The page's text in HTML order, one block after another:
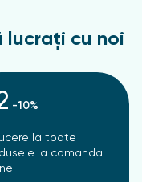
lucrați cu noi
-10%
la toate
la comanda